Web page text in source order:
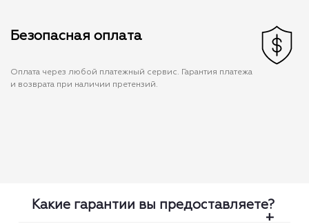
Безопасная оплата
Оплата через любой платежный сервис. Гарантия платежа
и возврата при наличии претензий.
Какие гарантии вы предоставляете?